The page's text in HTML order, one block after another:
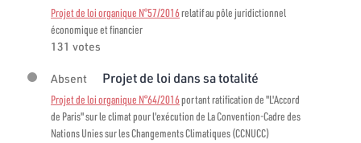
Projet de loi organique N°57/2016relatif au pôle juridictionnel
économique et financier
131 votes
Absent Projet de loi dans sa totalité
Projet de loi organique N°64/2016portant ratification de "L'Accord
de Paris" sur le climat pour l'exécution de La Convention-Cadre des
Nations Unies sur les Changements Climatiques (CCNUCC)